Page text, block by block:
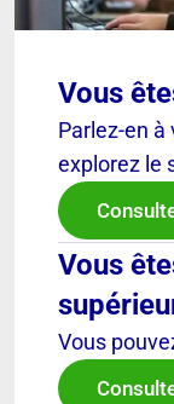
Vous
Parlez-en
explorez le
Vous
Vous